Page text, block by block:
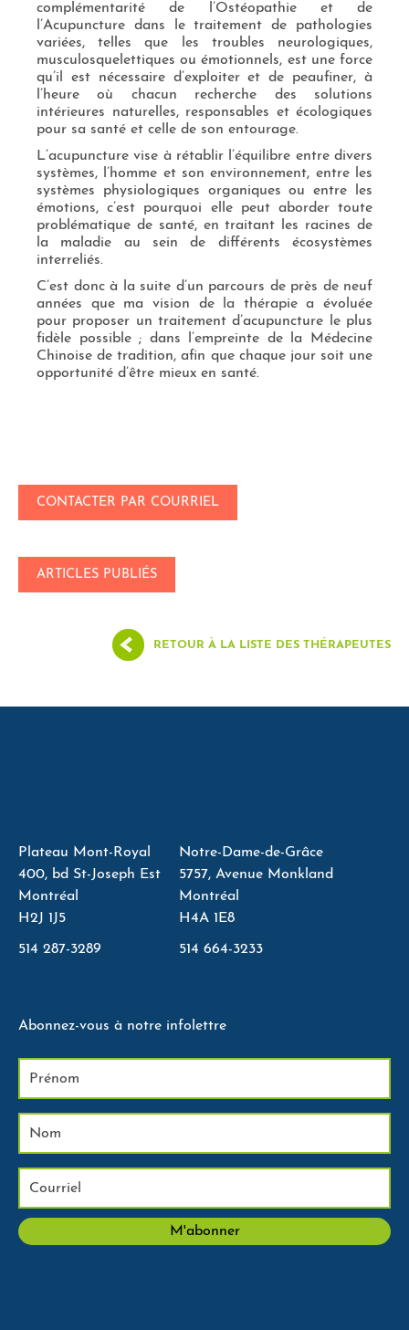
complémentarité de l’Ostéopathie et de
l’Acupuncture dans le traitement de pathologies
variées, telles que les troubles neurologiques,
musculosquelettiques ou émotionnels, est une force
qu’il est nécessaire d’exploiter et de peaufiner, à
l’heure où chacun recherche des solutions
intérieures naturelles, responsables et écologiques
pour sa santé et celle de son entourage.
L’acupuncture vise à rétablir l’équilibre entre divers
systèmes, l’homme et son environnement, entre les
systèmes physiologiques organiques ou entre les
émotions, c’est pourquoi elle peut aborder toute
problématique de santé, en traitant les racines de
la maladie au sein de différents écosystèmes
interreliés.
C’est donc à la suite d’un parcours de près de neuf
années que ma vision de la thérapie a évoluée
pour proposer un traitement d’acupuncture le plus
fidèle possible ; dans l’empreinte de la Médecine
Chinoise de tradition, afin que chaque jour soit une
opportunité d’être mieux en santé.
CONTACTER PAR COURRIEL
ARTICLES PUBLIÉS
RETOUR À LA LISTE DES THÉRAPEUTES
Plateau Mont-Royal
400, bd St-Joseph Est
Montréal
H2J 1J5
514 287-3289
Notre-Dame-de-Grâce
5757, Avenue Monkland
Montréal
H4A 1E8
514 664-3233
Abonnez-vous à notre infolettre